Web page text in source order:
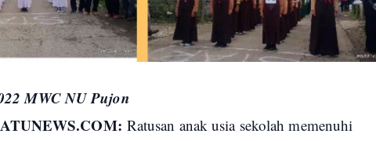
MWC NU Pujon
Ratusan anak usia sekolah memenuhi